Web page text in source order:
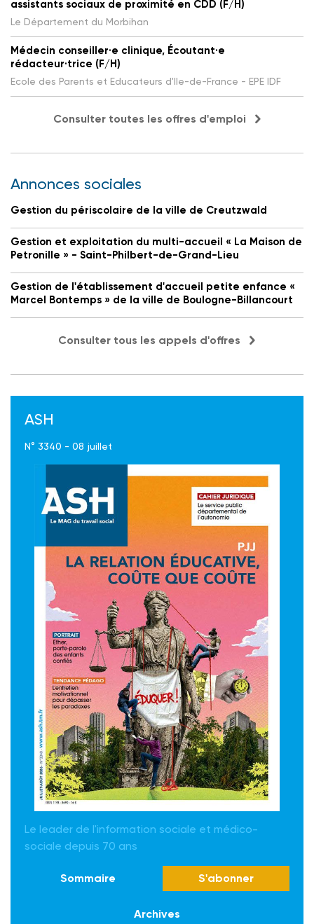
assistants sociaux de proximité en CDD (F/H)
Le Département du Morbihan
Médecin conseiller·e clinique, Écoutant·e
rédacteur·trice (F/H)
Ecole des Parents et Educateurs d'Ile-de-France - EPE IDF
Consulter toutes les offres d'emploi
Annonces sociales
Gestion du périscolaire de la ville de Creutzwald
Gestion et exploitation du multi-accueil « La Maison de
Petronille » - Saint-Philbert-de-Grand-Lieu
Gestion de l'établissement d'accueil petite enfance «
Marcel Bontemps » de la ville de Boulogne-Billancourt
Consulter tous les appels d'offres
ASH
N° 3340 - 08 juillet
Le leader de l'information sociale et médico-
sociale depuis 70 ans
Sommaire S'abonner
Archives